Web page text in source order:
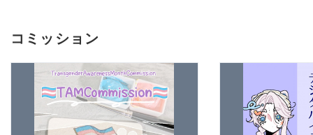
コミッション